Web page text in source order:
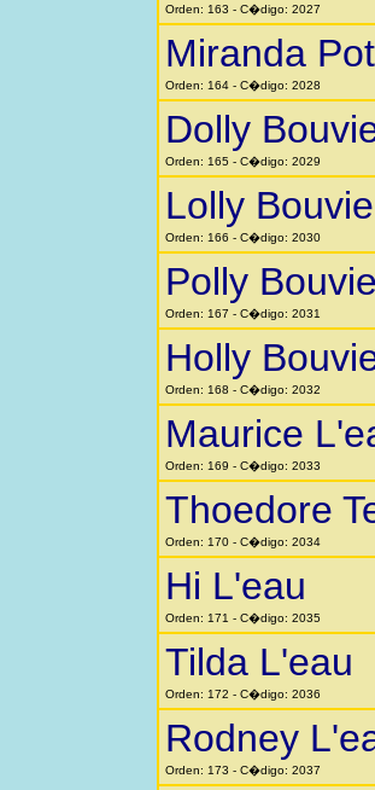
Orden: 163 - C�digo: 2027
Miranda
Orden: 164 - C�digo: 2028
Dolly
Orden: 165 - C�digo: 2029
Lolly
Orden: 166 - C�digo: 2030
Polly
Orden: 167 - C�digo: 2031
Holly
Orden: 168 - C�digo: 2032
Maurice
Orden: 169 - C�digo: 2033
Thoedore
Orden: 170 - C�digo: 2034
Hi L'eau
Orden: 171 - C�digo: 2035
Tilda L'eau
Orden: 172 - C�digo: 2036
Rodney
Orden: 173 - C�digo: 2037